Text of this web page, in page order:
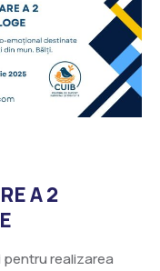
A 2
realizarea